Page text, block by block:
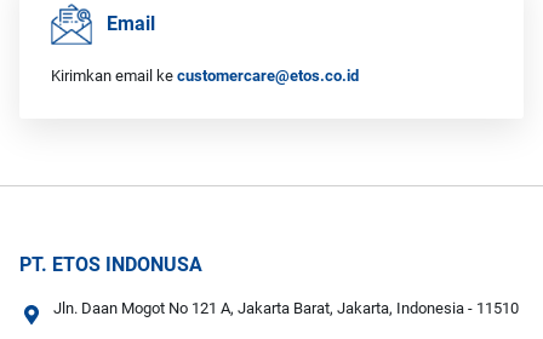
Email
Kirimkan email ke customercare@etos.co.id
PT. ETOS INDONUSA
Jln. Daan Mogot No 121 A, Jakarta Barat, Jakarta, Indonesia - 11510